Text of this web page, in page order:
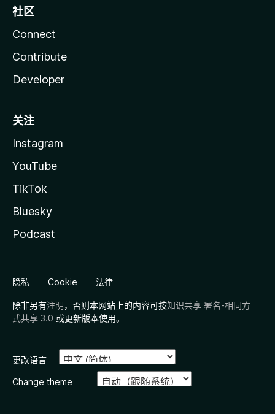
社区
Connect
Contribute
Developer
关注
Instagram
YouTube
TikTok
Bluesky
Podcast
隐私 Cookie 法律
除非另有注明，否则本网站上的内容可按知识共享 署名-相同方
式共享 3.0 或更新版本使用。
更改语言
Change theme